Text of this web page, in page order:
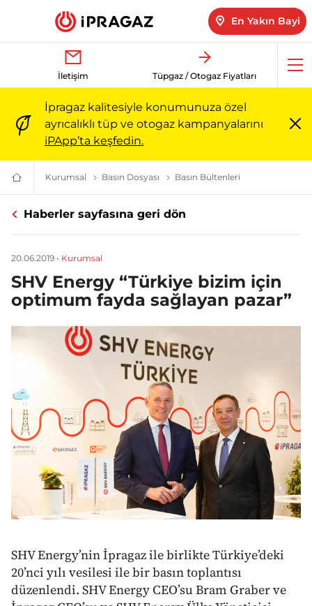
En Yakın Bayi
İletişim Tüpgaz / Otogaz Fiyatları
İpragaz kalitesiyle konumunuza özel
ayrıcalıklı tüp ve otogaz kampanyalarını
iPApp’ta keşfedin.
Türkiye’nin
Güvenilir
Ailenizin
Kurumsal Kurumsal - Misyon, Değerler ve Vizyon | İpragaz
Basın Dosyası İpragaz Basın Dosyası | İpragaz
Basın Bültenleri
Haberler sayfasına geri dön
20.06.2019 • Kurumsal
SHV Energy “Türkiye bizim için
optimum fayda sağlayan pazar”
SHV Energy’nin İpragaz ile birlikte Türkiye’deki
20’nci yılı vesilesi ile bir basın toplantısı
düzenlendi. SHV Energy CEO’su Bram Graber ve